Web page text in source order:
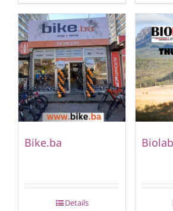
Bike.ba
Details